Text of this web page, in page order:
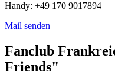
Handy: +49 170 9017894
Mail senden
Fanclub
Friends"